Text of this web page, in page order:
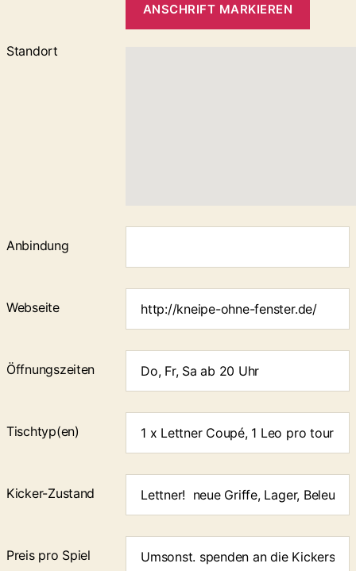
Standort
ANSCHRIFT MARKIEREN
Anbindung
Webseite
Öffnungs­zeiten
Tischtyp(en)
Kicker-Zustand
Preis pro Spiel